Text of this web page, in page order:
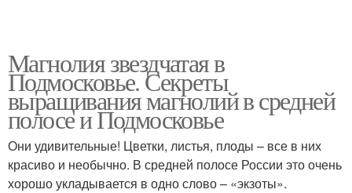
Магнолия звездчатая в
Подмосковье. Секреты
выращивания магнолий в средней
полосе и Подмосковье
Они удивительные! Цветки, листья, плоды – все в них
красиво и необычно. В средней полосе России это очень
хорошо укладывается в одно слово – «экзоты».